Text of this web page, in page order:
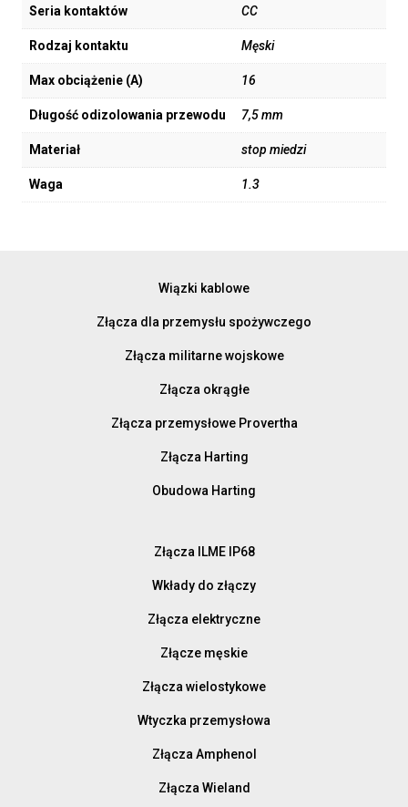
Seria kontaktów CC
Rodzaj kontaktu Męski
Max obciążenie (A) 16
Długość odizolowania przewodu 7,5 mm
Materiał stop miedzi
Waga 1.3
Wiązki kablowe
Złącza dla przemysłu spożywczego
Złącza militarne wojskowe
Złącza okrągłe
Złącza przemysłowe Provertha
Złącza Harting
Obudowa Harting
Złącza ILME IP68
Wkłady do złączy
Złącza elektryczne
Złącze męskie
Złącza wielostykowe
Wtyczka przemysłowa
Złącza Amphenol
Złącza Wieland